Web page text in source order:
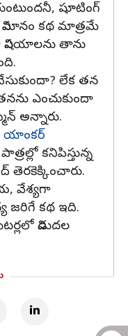
షూటింగ్
విమానం కథ మాత్రమే
తాను
లేక తన
ఎంచుకుందా
అన్నారు.
యాంకర్
కనిపిస్తున్న
తెరకెక్కించారు.
వేశ్యగా
జరిగే కథ ఇది.
విడుదల